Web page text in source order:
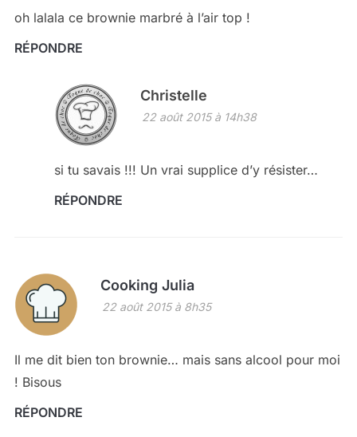
oh lalala ce brownie marbré à l’air top !
RÉPONDRE
Christelle
22 août 2015 à 14h38
si tu savais !!! Un vrai supplice d’y résister…
RÉPONDRE
Cooking Julia
22 août 2015 à 8h35
Il me dit bien ton brownie… mais sans alcool pour moi
! Bisous
RÉPONDRE